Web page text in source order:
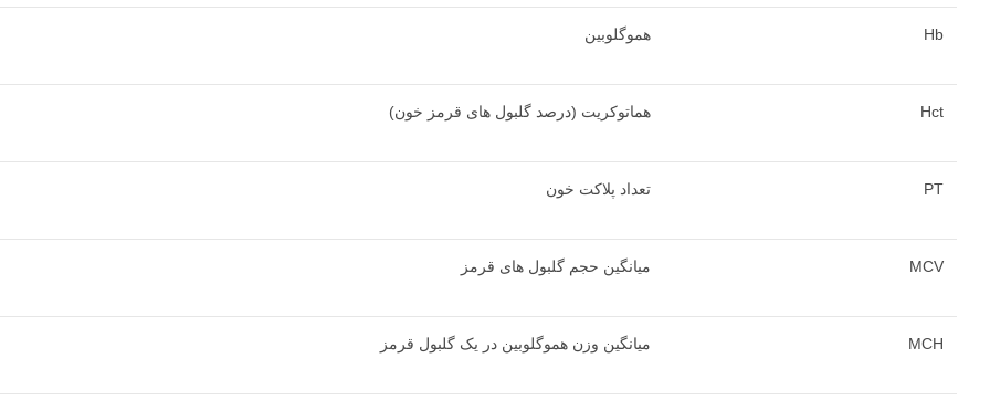
Hb هموگلوبین
Hct هماتوکریت (درصد گلبول های قرمز خون)
PT تعداد پلاکت خون
MCV میانگین حجم گلبول های قرمز
MCH میانگین وزن هموگلوبین در یک گلبول قرمز